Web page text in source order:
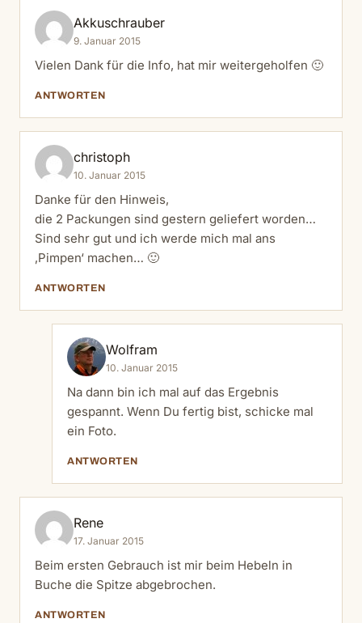
Akkuschrauber
9. Januar 2015
Vielen Dank für die Info, hat mir weitergeholfen 🙂
ANTWORTEN
christoph
10. Januar 2015
Danke für den Hinweis,
die 2 Packungen sind gestern geliefert worden…
Sind sehr gut und ich werde mich mal ans
‚Pimpen‘ machen… 🙂
ANTWORTEN
Wolfram
10. Januar 2015
Na dann bin ich mal auf das Ergebnis
gespannt. Wenn Du fertig bist, schicke mal
ein Foto.
ANTWORTEN
Rene
17. Januar 2015
Beim ersten Gebrauch ist mir beim Hebeln in
Buche die Spitze abgebrochen.
ANTWORTEN